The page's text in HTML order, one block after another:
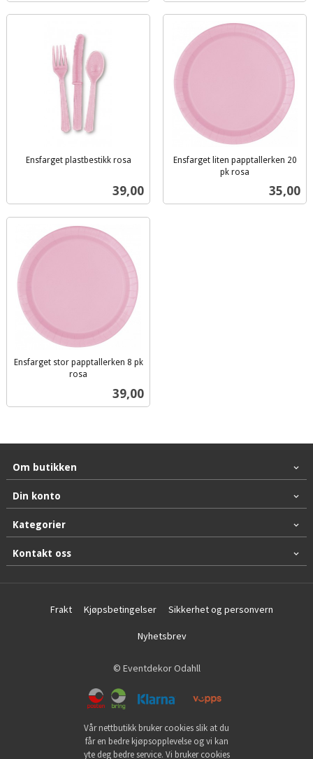
Ensfarget plastbestikk rosa
Pris
39,00
Ensfarget liten papptallerken 20
pk rosa
Pris
35,00
Ensfarget stor papptallerken 8 pk
rosa
Pris
39,00
Om butikken
Din konto
Kategorier
Kontakt oss
Frakt Kjøpsbetingelser Sikkerhet og personvern
Nyhetsbrev
© Eventdekor Odahll
Vår nettbutikk bruker cookies slik at du
får en bedre kjøpsopplevelse og vi kan
yte deg bedre service. Vi bruker cookies